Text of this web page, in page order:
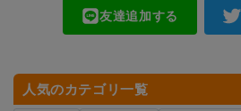
友達追加する
人気のカテゴリ一覧